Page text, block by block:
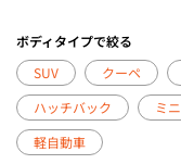
ボディタイプで絞る
SUV
クーペ
ハッチバック
ミ
軽自動車